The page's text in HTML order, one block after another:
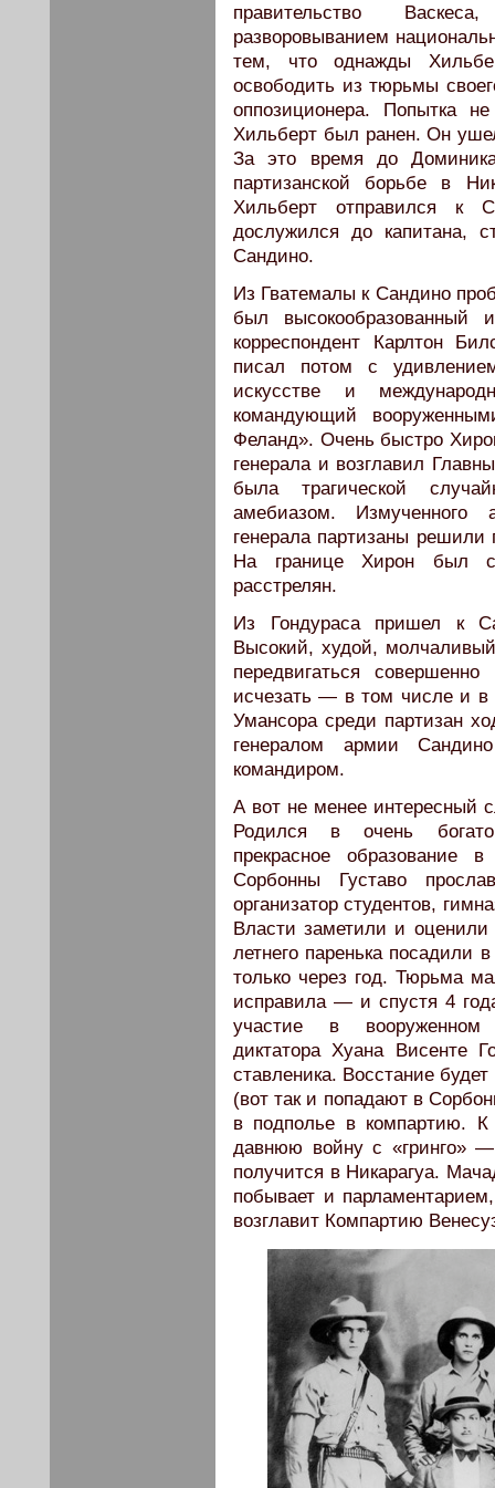
правительство
разворовыванием
тем, что однажды
освободить из тюрьмы
оппозиционера. Попытка
Хильберт был ранен. Он
За это время до
партизанской борьбе в
Хильберт отправился к
дослужился до капитана,
Сандино.
Из Гватемалы к Сандино
был высокообразованный
корреспондент Карлтон
писал потом с
искусстве и
командующий
Феланд». Очень быстро
генерала и возглавил
была трагической
амебиазом. Измученного
генерала партизаны
На границе Хирон был
расстрелян.
Из Гондураса пришел к
Высокий, худой,
передвигаться
исчезать — в том числе и в
Умансора среди партизан
генералом армии
командиром.
А вот не менее интересный
Родился в очень
прекрасное
Сорбонны Густаво
организатор студентов,
Власти заметили и оценили
летнего паренька посадили
только через год. Тюрьма
исправила — и спустя 4
участие в вооруженном
диктатора Хуана Висенте
ставленика. Восстание
(вот так и попадают в
в подполье в компартию.
давнюю войну с «гринго»
получится в Никарагуа.
побывает и
возглавит Компартию